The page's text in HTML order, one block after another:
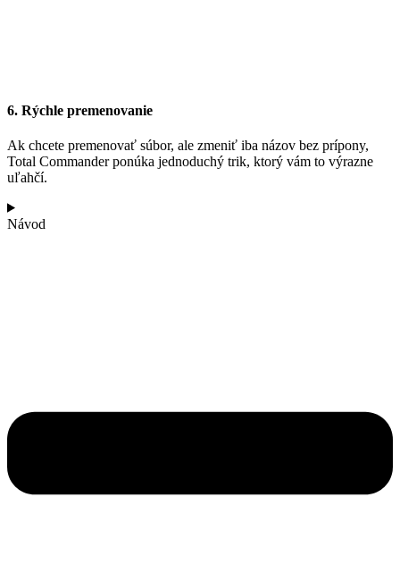
6. Rýchle premenovanie
Ak chcete premenovať súbor, ale zmeniť iba názov bez prípony,
Total Commander ponúka jednoduchý trik, ktorý vám to výrazne
uľahčí.
Návod